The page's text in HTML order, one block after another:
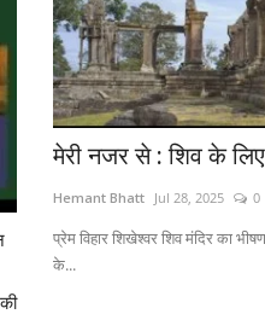
7
मेरी नजर से : शिव के
Hemant Bhatt Jul 28, 2025 0
प्रेम विहार शिखेश्वर शिव मंदिर का
के...